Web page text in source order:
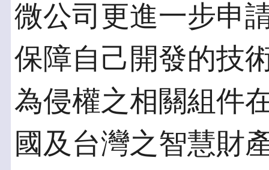
微公司更進一步申
保障自己開發的技
為侵權之相關組件
國及台灣之智慧財